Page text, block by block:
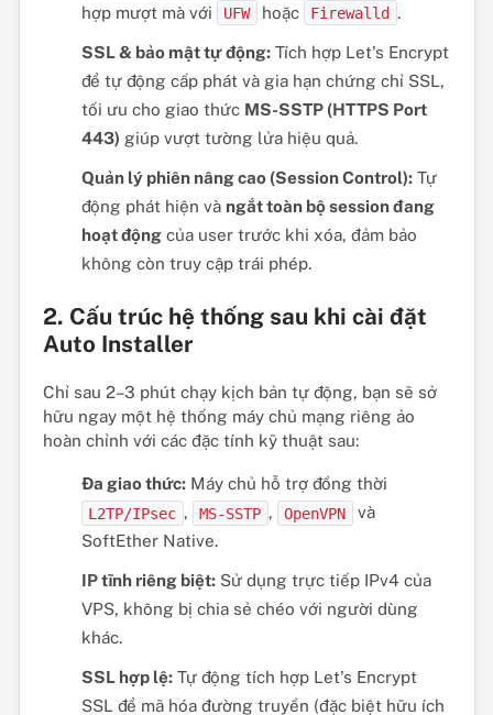
hợp mượt mà với
UFW hoặc Firewalld
.
SSL & bảo mật tự động:Tích hợp Let's Encrypt
để tự động cấp phát và gia hạn chứng chỉ SSL,
tối ưu cho giao thức MS-SSTP (HTTPS Port
443) giúp vượt tường lửa hiệu quả.
Quản lý phiên nâng cao (Session Control):Tự
động phát hiện và ngắt toàn bộ session đang
hoạt độngcủa user trước khi xóa, đảm bảo
không còn truy cập trái phép.
2. Cấu trúc hệ thống sau khi cài đặt
Auto Installer
Chỉ sau 2–3 phút chạy kịch bản tự động, bạn sẽ sở
hữu ngay một hệ thống máy chủ mạng riêng ảo
hoàn chỉnh với các đặc tính kỹ thuật sau:
Đa giao thức:Máy chủ hỗ trợ đồng thời
L2TP/IPsec , MS-SSTP , OpenVPN
và
SoftEther Native.
IP tĩnh riêng biệt:Sử dụng trực tiếp IPv4 của
VPS, không bị chia sẻ chéo với người dùng
khác.
SSL hợp lệ:Tự động tích hợp Let's Encrypt
SSL để mã hóa đường truyền (đặc biệt hữu ích